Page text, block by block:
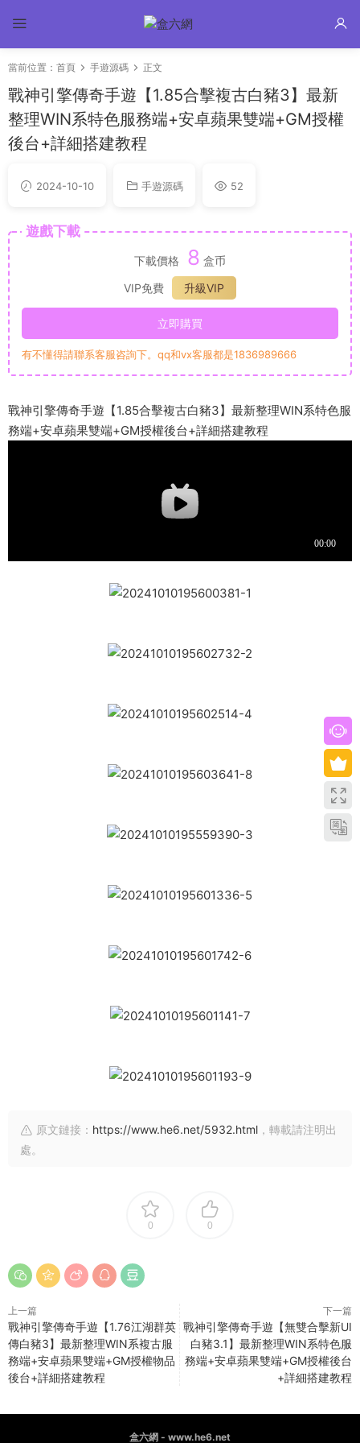
當前位置： 首頁 手遊源碼 正文
戰神引擎傳奇手遊【1.85合擊複古白豬3】最新
整理WIN系特色服務端+安卓蘋果雙端+GM授權
後台+詳細搭建教程
2024-10-10 手遊源碼 52
遊戲下載
下載價格 8 盒币
VIP免費
升級VIP
立即購買
有不懂得請聯系客服咨詢下。qq和vx客服都是1836989666
戰神引擎傳奇手遊【1.85合擊複古白豬3】最新整理WIN系特色服
務端+安卓蘋果雙端+GM授權後台+詳細搭建教程
原文鏈接： https://www.he6.net/5932.html ，轉載請注明出
處。
0 0
上一篇
戰神引擎傳奇手遊【1.76江湖群英
傳白豬3】最新整理WIN系複古服
務端+安卓蘋果雙端+GM授權物品
後台+詳細搭建教程
下一篇
戰神引擎傳奇手遊【無雙合擊新UI
白豬3.1】最新整理WIN系特色服
務端+安卓蘋果雙端+GM授權後台
+詳細搭建教程
盒六網 - www.he6.net